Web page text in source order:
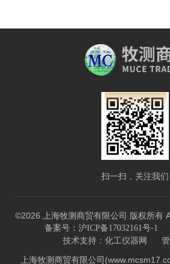
扫一扫，关注我们
©2026 上海牧测商贸有限公司 版权所有
备案号：沪ICP备17032161号-1
技术支持： 化工仪器网
上海牧测商贸有限公司